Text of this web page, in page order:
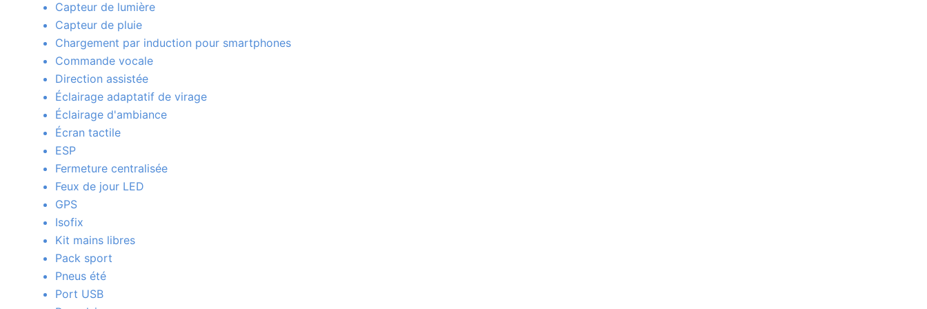
Capteur de lumière
Capteur de pluie
Chargement par induction pour smartphones
Commande vocale
Direction assistée
Éclairage adaptatif de virage
Éclairage d'ambiance
Écran tactile
ESP
Fermeture centralisée
Feux de jour LED
GPS
Isofix
Kit mains libres
Pack sport
Pneus été
Port USB